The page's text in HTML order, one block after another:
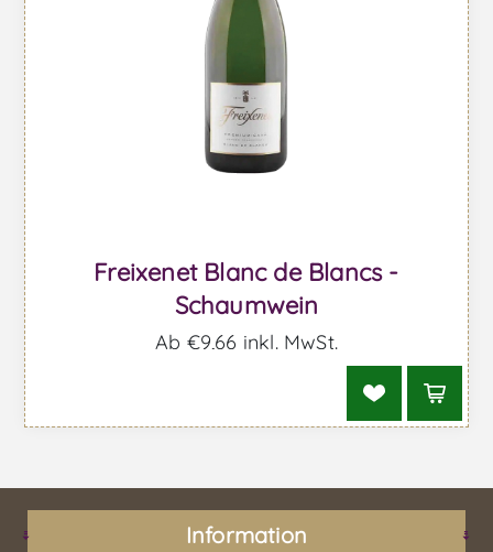
Freixenet Blanc de Blancs -
Schaumwein
Ab €9,66 inkl. MwSt.
Information